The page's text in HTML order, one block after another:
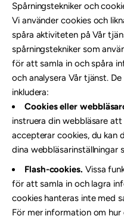
Spårningstekniker och
Vi använder cookies och
spåra aktiviteten på Vår
spårningstekniker som
för att samla in och spåra
och analysera Vår tjänst.
inkludera:
Cookies eller
instruera din webbläsare
accepterar cookies, du kan
dina webbläsarinställningar
Flash-cookies. Vissa
för att samla in och lagra
cookies hanteras inte med
För mer information om hur